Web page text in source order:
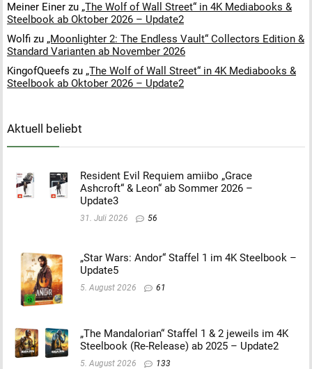
Meiner Einer zu „The Wolf of Wall Street“ in 4K Mediabooks &
Steelbook ab Oktober 2026 – Update2
Wolfi zu „Moonlighter 2: The Endless Vault“ Collectors Edition &
Standard Varianten ab November 2026
KingofQueefs zu „The Wolf of Wall Street“ in 4K Mediabooks &
Steelbook ab Oktober 2026 – Update2
Aktuell beliebt
Resident Evil Requiem amiibo „Grace
Ashcroft“ & Leon“ ab Sommer 2026 –
Update3
31. Juli 2026 56
„Star Wars: Andor“ Staffel 1 im 4K Steelbook –
Update5
5. August 2026 61
„The Mandalorian“ Staffel 1 & 2 jeweils im 4K
Steelbook (Re-Release) ab 2025 – Update2
5. August 2026 133